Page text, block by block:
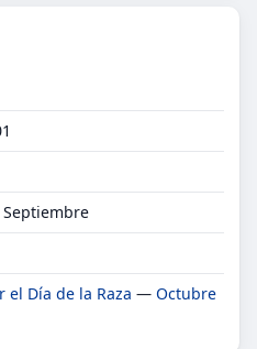
el Día de la Raza — Octubre